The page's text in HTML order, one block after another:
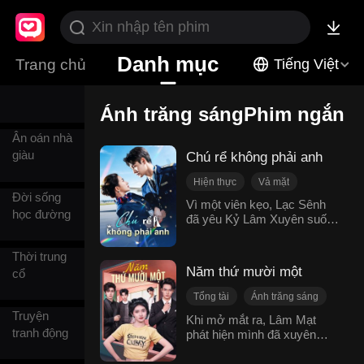
Trang chủ Danh mục Tiếng Việt
Công phu
Ân oán nhà
giàu
Đời sống
học đường
Thời trung
cổ
Truyện
tranh động
Ánh trăng sángPhim ngắn
Chú rể không phải anh
Hiện thực
Vả mặt
Hối hận
Ngôn tình hiện đại
Vì một viên kẹo, Lạc Sênh
đã yêu Kỷ Lâm Xuyên suốt
anh. Nhưng Kỷ Lâm Xuyên
lại chỉ một lòng hướng về
Phương Vũ Nhu. Sau khi vô
hôn, Lạc Sênh hoàn toàn
chết tâm, quyết định rời xa
Năm thứ mười một
Tổng tài
Ánh trăng sáng
Trùng sinh
Xuyên việt
Mọi người cưng chiều
Khi mở mắt ra, Lâm Mạt
phát hiện mình đã xuyên